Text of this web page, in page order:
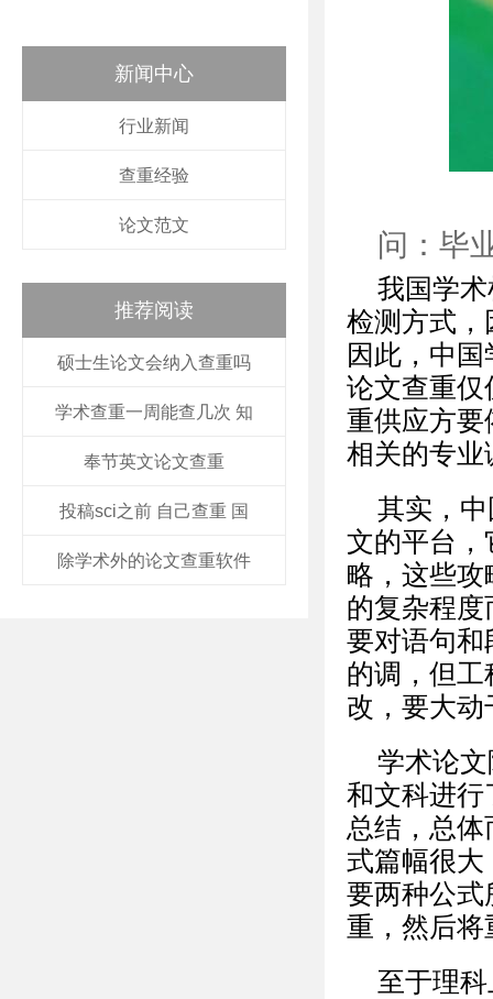
新闻中心
行业新闻
查重经验
论文范文
推荐阅读
硕士生论文会纳入查重吗
学术查重一周能查几次 知
奉节英文论文查重
投稿sci之前 自己查重 国
除学术外的论文查重软件
问：毕
我国学
检测方式，
因此，中
论文查重仅
重供应方要
相关的专业
其实，
文的平台，
略，这些
的复杂程
要对语句和
的调，但
改，要大动
学术论
和文科进行
总结，总
式篇幅很
要两种公式
重，然后将
至于理